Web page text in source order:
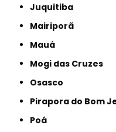
Juquitiba
Mairiporã
Mauá
Mogi das Cruzes
Osasco
Pirapora do Bom
Poá